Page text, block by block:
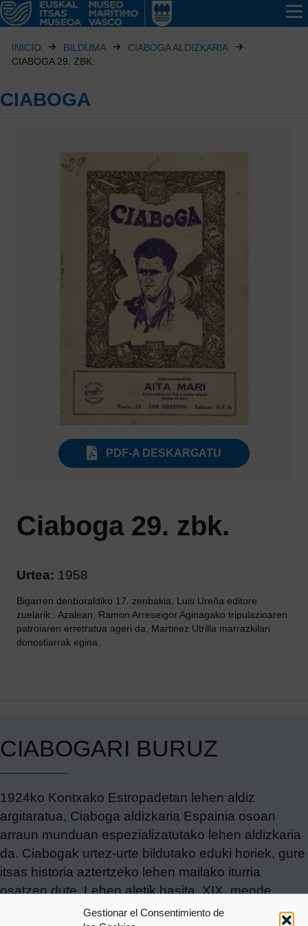
Gestionar el Consentimiento de
INICIO BILDUMA
CIABOGA ALDIZKARIA
CIABOGA 29. ZBK.
CIABOGA
PDF-A DESKARGATU
Ciaboga 29. zbk.
Urtea: 1958
Bigarren denboraldiko 17. zenbakia, Luis Ureña editore
zuelarik.. Azalean, Ramon Arreseigor Aginagako tripulazioaren
patroiaren erretratua ageri da, Martinez Utrilla marrazkilari
donostiarrak egina.
CIABOGARI BURUZ
1924ko Kontxako Estropadetan lehen aldiz
argitaratua, Ciaboga aldizkaria Espainia osoan
arraun munduan espezializatutako lehen aldizkaria
da. Ciabogak urtez-urte bildutako eduki horiek, gure
itsas historia aztertzeko lehen mailako iturria
osatzen dute. Lehen aletik hasita, XIX. mende
amaieraz geroztik jokatutako Kontxako